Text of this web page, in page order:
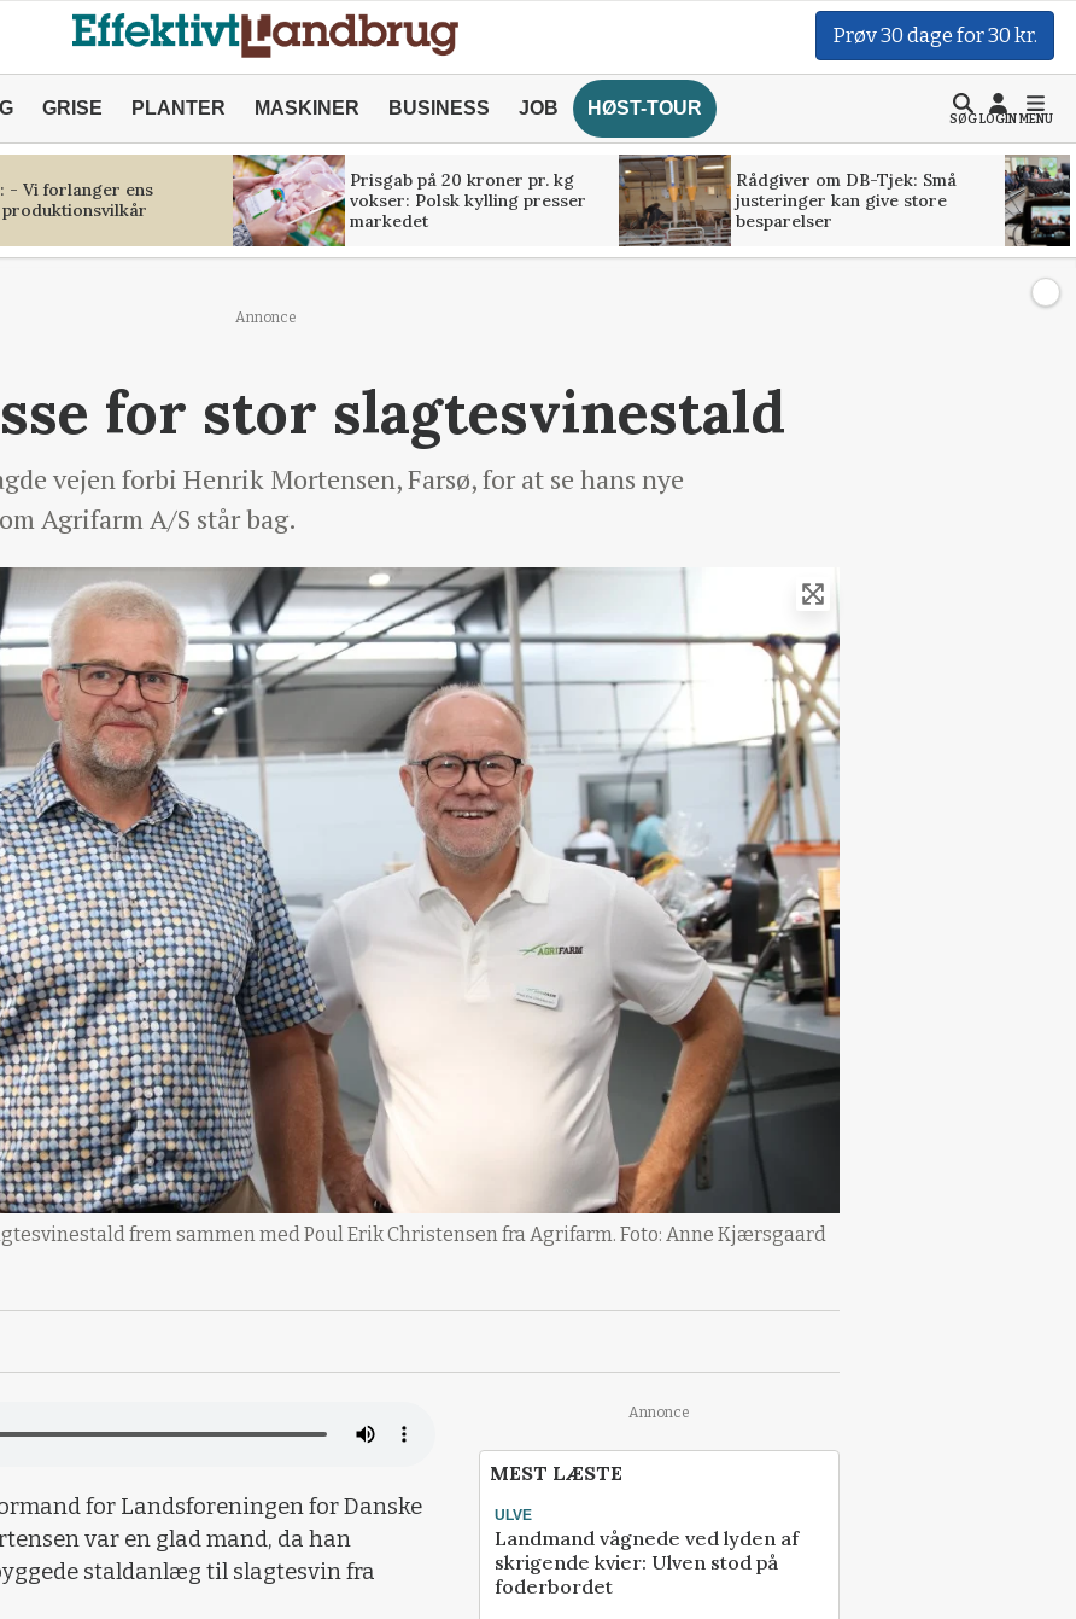
Prøv 30 dage for 30 kr.
GRISE PLANTER MASKINER BUSINESS JOB HØST-TOUR
SØGLOGINMENU
- Vi forlanger ens
Prisgab på 20 kroner pr. kg
vokser: Polsk kylling presser
markedet
Rådgiver om DB-Tjek: Små
justeringer kan give store
besparelser
Annonce
for stor slagtesvinestald
vejen forbi Henrik Mortensen, Farsø, for at se hans nye
Agrifarm A/S står bag.
frem sammen med Poul Erik Christensen fra Agrifarm. Foto: Anne Kjærsgaard
for Landsforeningen for Danske
var en glad mand, da han
staldanlæg til slagtesvin fra
Annonce
MEST LÆSTE
ULVE
Landmand vågnede ved lyden af
skrigende kvier: Ulven stod på
foderbordet